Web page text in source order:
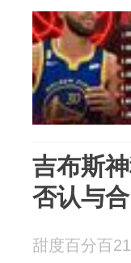
吉布斯
否认与
甜度百分百